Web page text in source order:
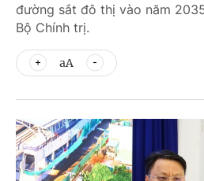
đường sắt đô thị vào năm
Bộ Chính trị.
aA